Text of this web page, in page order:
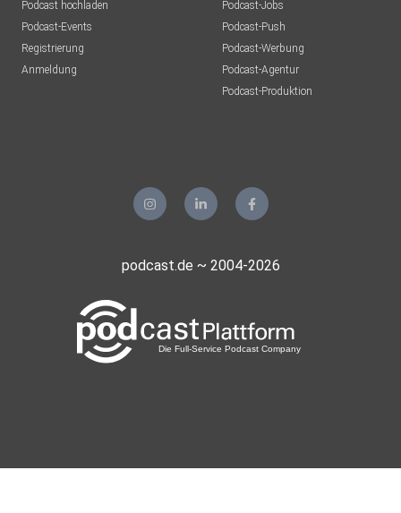
Podcast hochladen
Podcast-Events
Registrierung
Anmeldung
Podcast-Jobs
Podcast-Push
Podcast-Werbung
Podcast-Agentur
Podcast-Produktion
podcast.de ~ 2004-2026